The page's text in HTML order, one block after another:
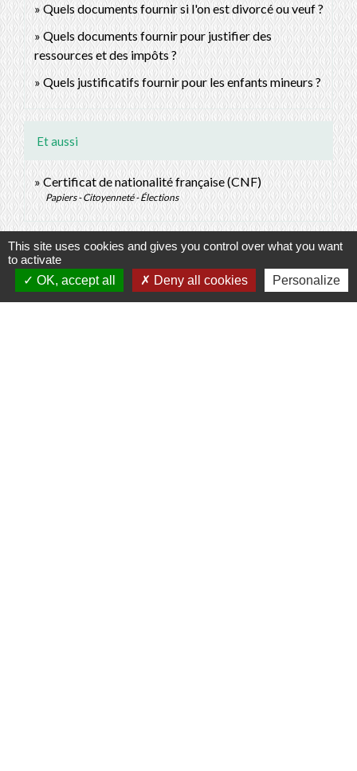
Quels documents fournir si l'on est divorcé ou veuf ?
Quels documents fournir pour justifier des
ressources et des impôts ?
Quels justificatifs fournir pour les enfants mineurs ?
Et aussi
Certificat de nationalité française (CNF)
Papiers - Citoyenneté - Élections
Signaler une erreur sur cette page
This site uses cookies and gives you control over what you want
to activate
OK, accept all
Deny all cookies Personalize